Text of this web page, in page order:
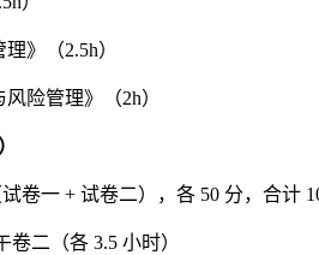
》（2.5h）
险管理》（2h）
卷一 + 试卷二），各 50 分，合计
二（各 3.5 小时）